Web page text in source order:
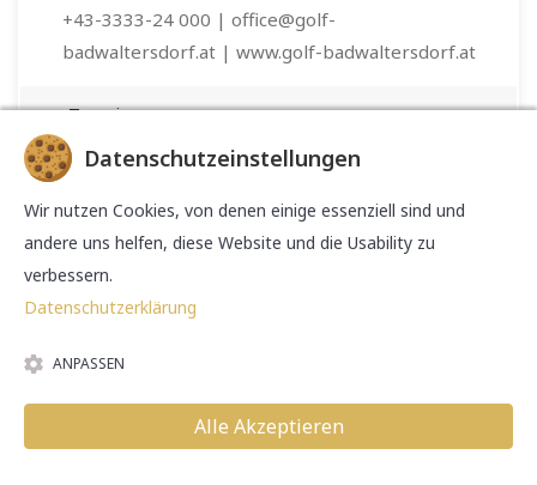
+43-3333-24 000 | office@golf-
badwaltersdorf.at | www.golf-badwaltersdorf.at
Termin
05.09.2026 10:00 bis 13:00 Uhr
frei
Professional Tim Robinson
03.09.2026 14:00 Uhr
Datenschutzeinstellungen
Wir nutzen Cookies, von denen einige essenziell sind und
andere uns helfen, diese Website und die Usability zu
verbessern.
Datenschutzerklärung
ANPASSEN
Alle Akzeptieren